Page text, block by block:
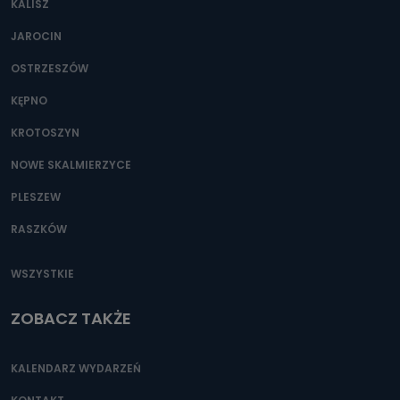
Można to zrobić pod numerem telefonu 62 735-51-05 lub
KALISZ
JAROCIN
OSTRZESZÓW
KĘPNO
KROTOSZYN
NOWE SKALMIERZYCE
PLESZEW
RASZKÓW
WSZYSTKIE
ZOBACZ TAKŻE
KALENDARZ WYDARZEŃ